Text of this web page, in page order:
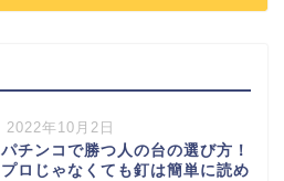
2022年10月2日
パチンコで勝つ人の台の選び方！
プロじゃなくても釘は簡単に読め